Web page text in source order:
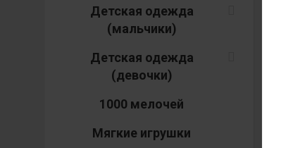
Детская одежда
(мальчики)
Детская одежда
(девочки)
1000 мелочей
Мягкие игрушки